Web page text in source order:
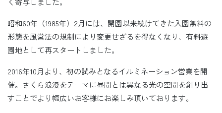
昭和60年（1985年）2月には、開園以来続けてきた入園無料の
形態を風営法の規制により変更せざるを得なくなり、有料遊
園地として再スタートしました。
2016年10月より、初の試みとなるイルミネーション営業を開
催。さくら浪漫をテーマに昼間とは異なる光の空間を創り出
すことでより幅広いお客様にお楽しみ頂いております。